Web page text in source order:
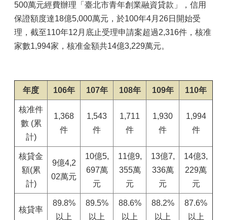
500萬元經費辦理「臺北市青年創業融資貸款」，信用
保證額度達18億5,000萬元，於100年4月26日開始受
理，截至110年12月底止受理申請案超過2,316件，核准
家數1,994家，核准金額共14億3,229萬元。
年度 106年 107年 108年 109年 110年
核准件
數 (累
計)
1,368
件
1,543
件
1,711
件
1,930
件
1,994
件
核貸金
額(累
計)
9億4,2
02萬元
10億5,
697萬
元
11億9,
355萬
元
13億7,
336萬
元
14億3,
229萬
元
核貸率
89.8%
以上
89.5%
以上
88.6%
以上
88.2%
以上
87.6%
以上